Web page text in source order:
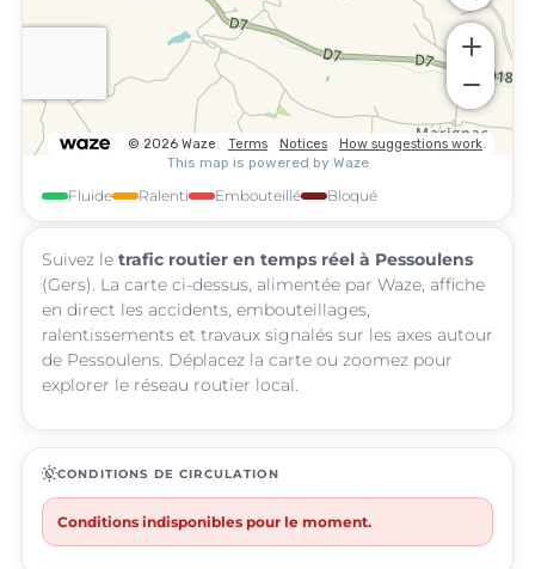
Fluide Ralenti Embouteillé Bloqué
Suivez le trafic routier en temps réel à Pessoulens
(Gers). La carte ci-dessus, alimentée par Waze, affiche
en direct les accidents, embouteillages,
ralentissements et travaux signalés sur les axes autour
de Pessoulens. Déplacez la carte ou zoomez pour
explorer le réseau routier local.
routineCONDITIONS DE CIRCULATION
Conditions indisponibles pour le moment.